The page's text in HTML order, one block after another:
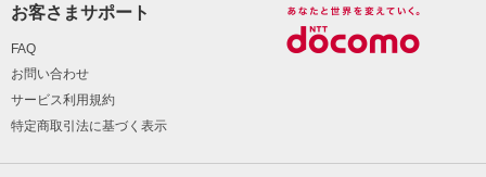
お客さまサポート
FAQ
お問い合わせ
サービス利用規約
特定商取引法に基づく表示